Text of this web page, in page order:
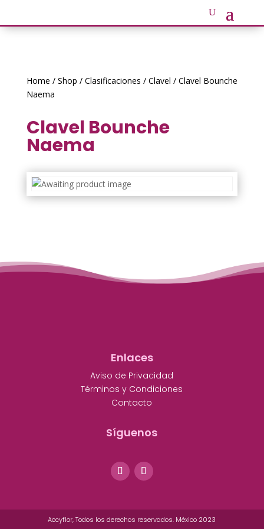
Home / Shop / Clasificaciones / Clavel / Clavel Bounche
Naema
Clavel Bounche
Naema
Enlaces
Aviso de Privacidad
Términos y Condiciones
Contacto
Síguenos
Accyflor, Todos los derechos reservados. México 2023